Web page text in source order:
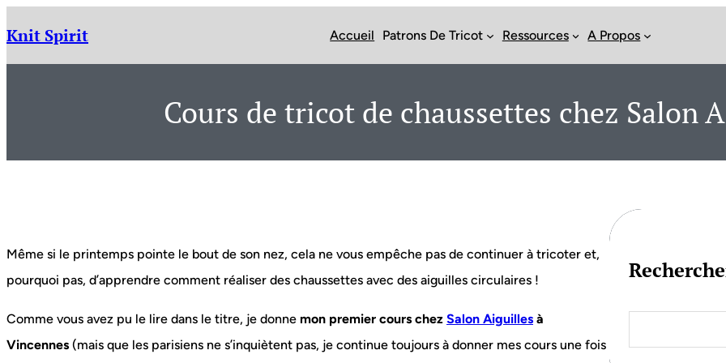
contenu
Knit Spirit Accueil Patrons De Tricot Ressources A Propos
Cours de tricot de chaussettes chez Salon
Même si le printemps pointe le bout de son nez, cela ne vous empêche pas de continuer à tricoter et,
pourquoi pas, d’apprendre comment réaliser des chaussettes avec des aiguilles circulaires !
Comme vous avez pu le lire dans le titre, je donne mon premier cours chez Salon Aiguilles à
Vincennes (mais que les parisiens ne s’inquiètent pas, je continue toujours à donner mes cours une fois
a